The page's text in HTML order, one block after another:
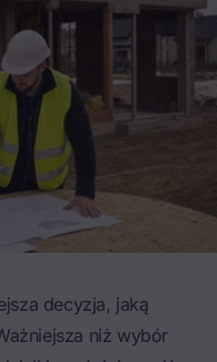
decyzja, jaką
niż wybór